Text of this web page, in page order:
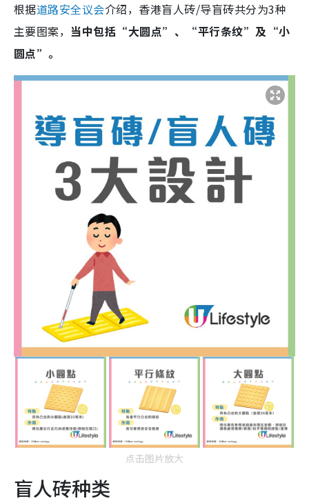
根据道路安全议会介绍，香港盲人砖/导盲砖共分为3种
主要图案， 当中包括“大圆点”、“平行条纹”及“小
圆点”。
点击图片放大
盲人砖种类